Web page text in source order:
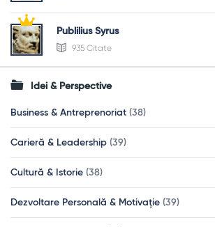
Publilius Syrus
935 Citate
Idei & Perspective
Business & Antreprenoriat (38)
Carieră & Leadership (39)
Cultură & Istorie (38)
Dezvoltare Personală & Motivație (39)